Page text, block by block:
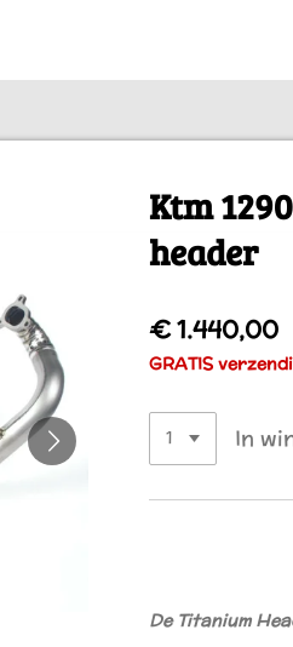
Ktm
header
€ 1.440,00
GRATIS
In
De Titanium